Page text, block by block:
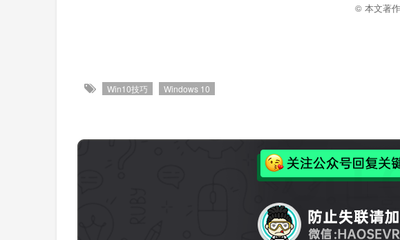
© 本文著
Win10技巧 Windows 10